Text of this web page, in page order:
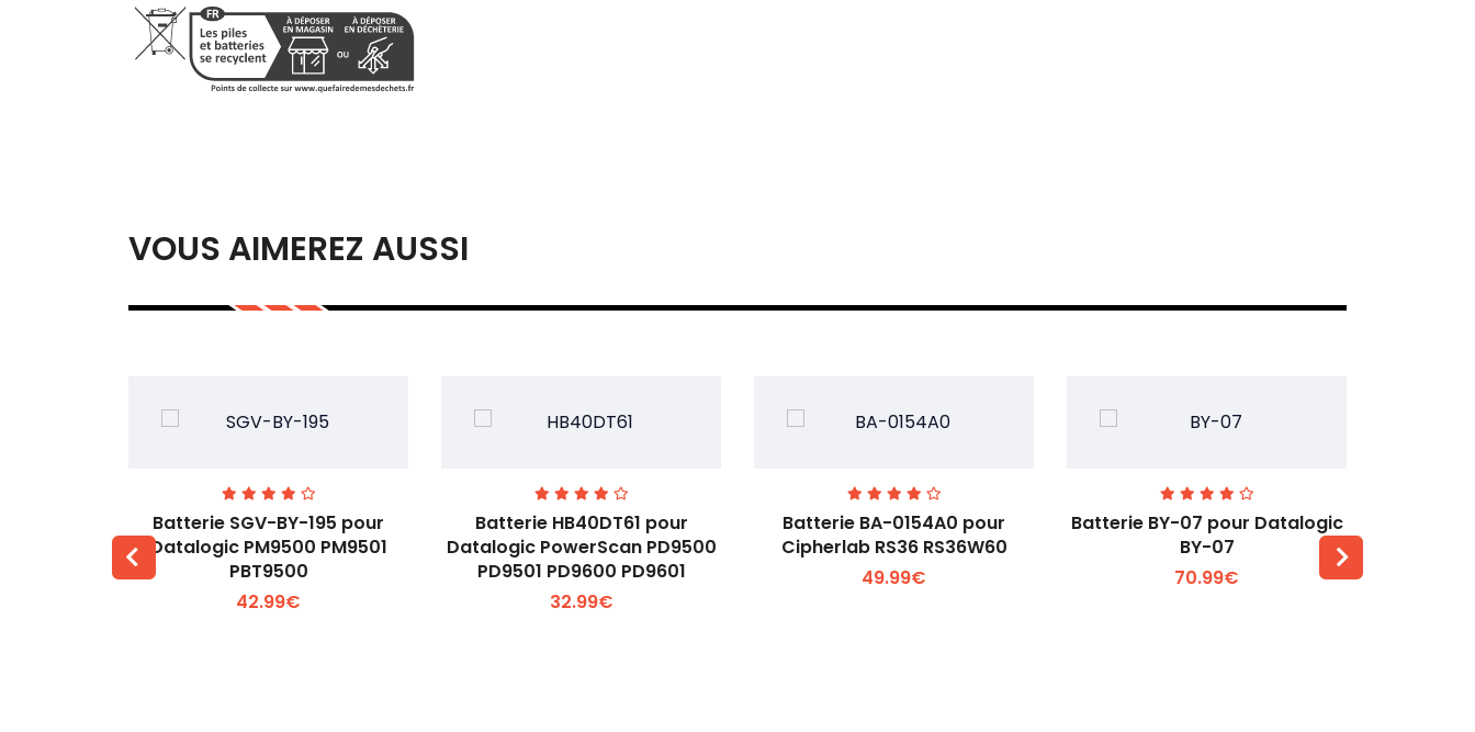
VOUS AIMEREZ AUSSI
Voir plus +
Batterie SGV-BY-195 pour
Datalogic PM9500 PM9501
PBT9500
42.99€
Voir plus +
Batterie HB40DT61 pour
Datalogic PowerScan PD9500
PD9501 PD9600 PD9601
32.99€
Voir plus +
Batterie BA-0154A0 pour
Cipherlab RS36 RS36W60
49.99€
Voir plus +
Batterie BY-07 pour Datalogic
BY-07
70.99€